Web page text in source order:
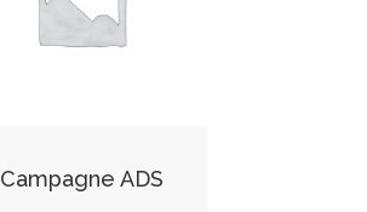
Campagne ADS